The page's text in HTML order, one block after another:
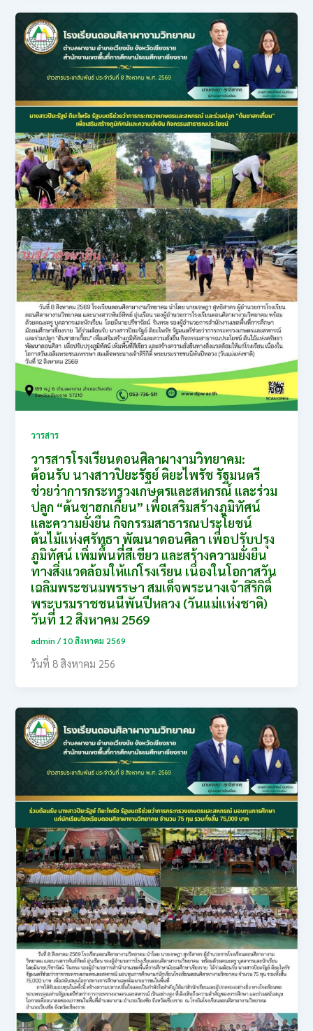
วารสาร
วารสารโรงเรียนดอนศิลาผางามวิทยาคม:
ต้อนรับ นางสาวปิยะรัฐย์ ติยะไพรัช รัฐมนตรี
ช่วยว่าการกระทรวงเกษตรและสหกรณ์ และร่วม
ปลูก “ต้นชาฮกเกี้ยน” เพื่อเสริมสร้างภูมิทัศน์
และความยั่งยืน กิจกรรมสาธารณประโยชน์
ต้นไม้แห่งศรัทธา พัฒนาดอนศิลา เพื่อปรับปรุง
ภูมิทัศน์ เพิ่มพื้นที่สีเขียว และสร้างความยั่งยืน
ทางสิ่งแวดล้อมให้แก่โรงเรียน เนื่องในโอกาสวัน
เฉลิมพระชนมพรรษา สมเด็จพระนางเจ้าสิริกิติ์
พระบรมราชชนนีพันปีหลวง (วันแม่แห่งชาติ)
วันที่ 12 สิงหาคม 2569
admin/10 สิงหาคม 2569
วันที่ 8 สิงหาคม 256